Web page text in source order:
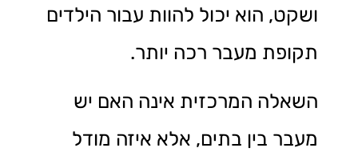
ושקט, הוא יכול להוות עבור הילדים
תקופת מעבר רכה יותר.
השאלה המרכזית אינה האם יש
מעבר בין בתים, אלא איזה מודל